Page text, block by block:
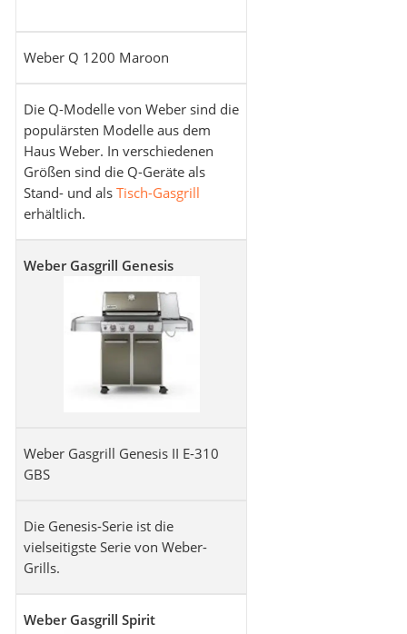
Weber Q 1200 Maroon
Die Q-Modelle von Weber sind die
populärsten Modelle aus dem
Haus Weber. In verschiedenen
Größen sind die Q-Geräte als
Stand- und als Tisch-Gasgrill
erhältlich.
Weber Gasgrill Genesis
Weber Gasgrill Genesis II E-310
GBS
Die Genesis-Serie ist die
vielseitigste Serie von Weber-
Grills.
Weber Gasgrill Spirit